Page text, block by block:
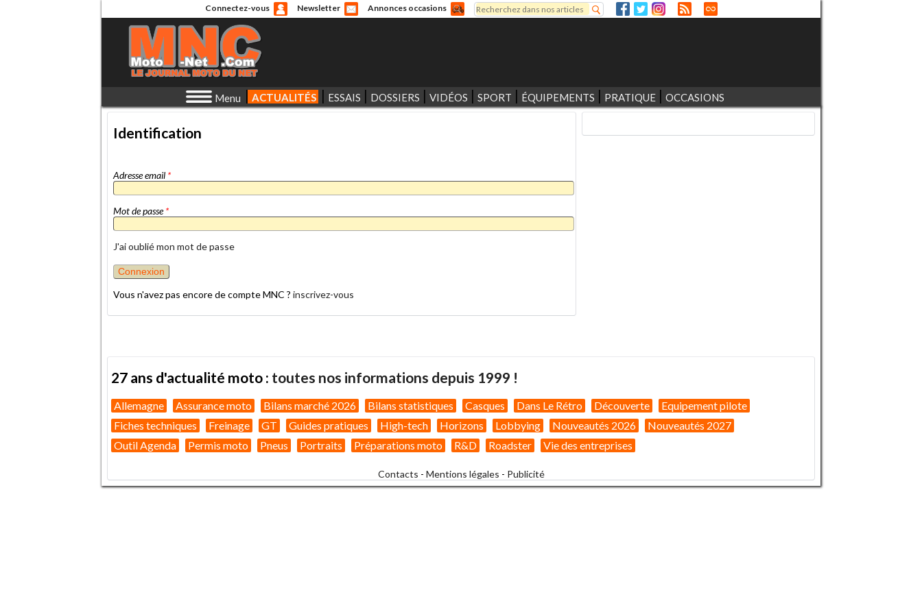
Connectez-vous Newsletter Annonces occasions
Formulaire de recherche
Rechercher
Menu ACTUALITÉS ESSAIS DOSSIERS VIDÉOS SPORT ÉQUIPEMENTS PRATIQUE OCCASIONS
Identification
Adresse email *
Mot de passe*
J'ai oublié mon mot de passe
Vous n'avez pas encore de compte MNC ? inscrivez-vous
27 ans d'actualité moto : toutes nos informations depuis 1999 !
Allemagne Assurance moto Bilans marché 2026 Bilans statistiques Casques Dans Le Rétro Découverte
Equipement pilote
Fiches techniques
Freinage GT Guides pratiques High-tech Horizons Lobbying Nouveautés 2026
Nouveautés 2027
Outil Agenda
Permis moto Pneus Portraits Préparations moto R&D Roadster Vie des entreprises
Contacts - Mentions légales - Publicité